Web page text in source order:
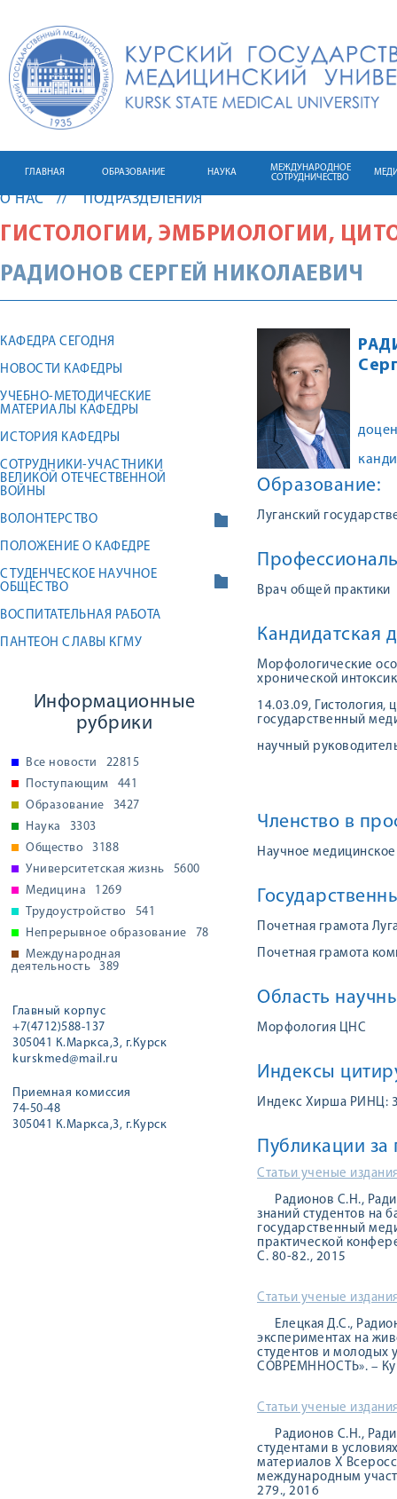
ГЛАВНАЯ ОБРАЗОВАНИЕ НАУКА
МЕЖДУНАРОДНОЕ
СОТРУДНИЧЕСТВО
О НАС ПОДРАЗДЕЛЕНИЯ
ГИСТОЛОГИИ, ЭМБРИОЛОГИИ,
РАДИОНОВ СЕРГЕЙ НИКОЛАЕВИЧ
КАФЕДРА СЕГОДНЯ
НОВОСТИ КАФЕДРЫ
УЧЕБНО-МЕТОДИЧЕСКИЕ
МАТЕРИАЛЫ КАФЕДРЫ
ИСТОРИЯ КАФЕДРЫ
СОТРУДНИКИ-УЧАСТНИКИ
ВЕЛИКОЙ ОТЕЧЕСТВЕННОЙ
ВОЙНЫ
ВОЛОНТЕРСТВО
ПОЛОЖЕНИЕ О КАФЕДРЕ
СТУДЕНЧЕСКОЕ НАУЧНОЕ
ОБЩЕСТВО
ВОСПИТАТЕЛЬНАЯ РАБОТА
ПАНТЕОН СЛАВЫ КГМУ
Информационные
рубрики
Все новости
22815
Поступающим
441
Образование
3427
Наука
3303
Общество
3188
Университетская жизнь
5600
Медицина
1269
Трудоустройство
541
Непрерывное образование
78
Международная
деятельность
389
Главный корпус
+7(4712)588-137
305041 К.Маркса,3, г.Курск
kurskmed@mail.ru
Приемная комиссия
74-50-48
305041 К.Маркса,3, г.Курск
Образование:
Луганский
Врач общей практики
Кандидатская
Морфологические
хронической
14.03.09,
государственный
научный
Членство в
Научное
Почетная грамота
Почетная грамота
Область
Морфология ЦНС
Индексы
Индекс Хирша РИНЦ:
Публикации за
Статьи ученые
Радионов С.Н.,
знаний студентов на
государственный
практической
С. 80-82., 2015
Статьи ученые
Елецкая Д.С.,
экспериментах на
студентов и
СОВРЕМННОСТЬ». –
Статьи ученые
Радионов С.Н.,
студентами в
материалов Х
международным
279., 2016